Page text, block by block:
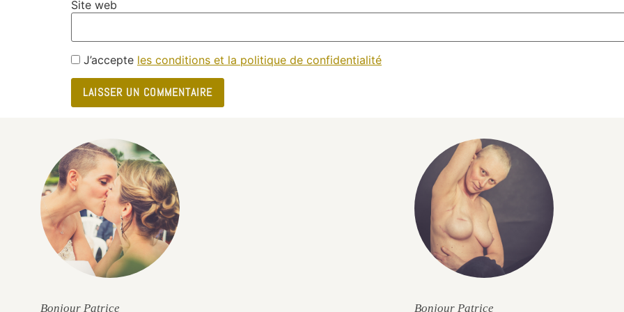
Site web
J’accepte les conditions et la politique de confidentialité
Bonjour Patrice Bonjour Patrice